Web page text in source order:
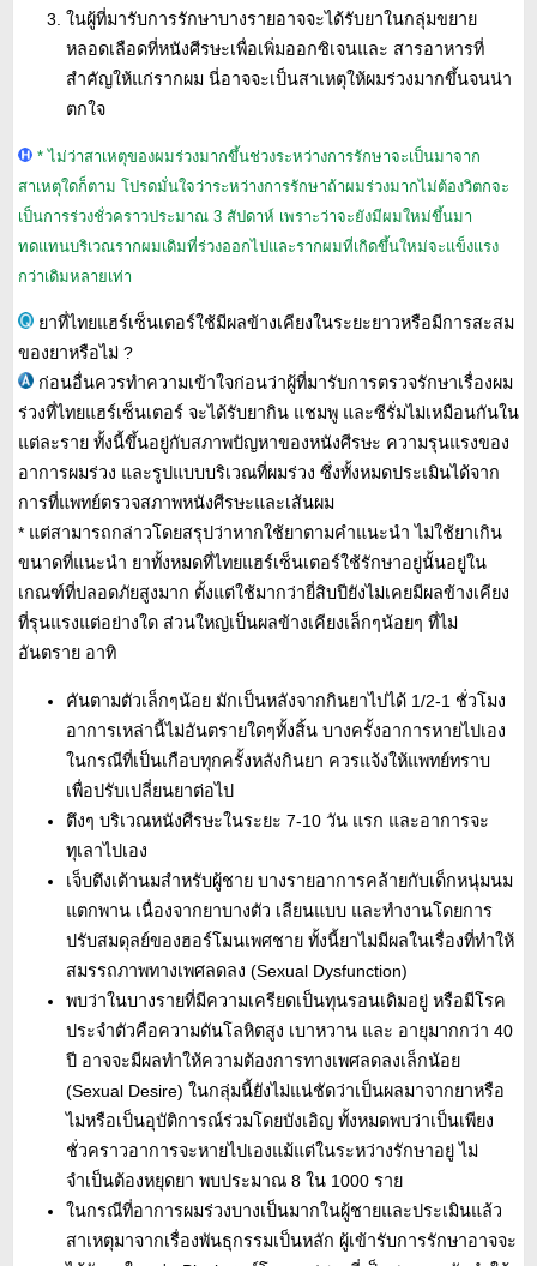
ในผู้ที่มารับการรักษาบางรายอาจจะได้รับยาในกลุ่มขยาย
หลอดเลือดที่หนังศีรษะเพื่อเพิ่มออกซิเจนและ สารอาหารที่
สำคัญให้แก่รากผม นี่อาจจะเป็นสาเหตุให้ผมร่วงมากขึ้นจนน่า
ตกใจ
* ไม่ว่าสาเหตุของผมร่วงมากขึ้นช่วงระหว่างการรักษาจะเป็นมาจาก
สาเหตุใดก็ตาม โปรดมั่นใจว่าระหว่างการรักษาถ้าผมร่วงมากไม่ต้องวิตกจะ
เป็นการร่วงชั่วคราวประมาณ 3 สัปดาห์ เพราะว่าจะยังมีผมใหม่ขึ้นมา
ทดแทนบริเวณรากผมเดิมที่ร่วงออกไปและรากผมที่เกิดขึ้นใหม่จะแข็งแรง
กว่าเดิมหลายเท่า
ยาที่ไทยแฮร์เซ็นเตอร์ใช้มีผลข้างเคียงในระยะยาวหรือมีการสะสม
ของยาหรือไม่ ?
ก่อนอื่นควรทำความเข้าใจก่อนว่าผู้ที่มารับการตรวจรักษาเรื่องผม
ร่วงที่ไทยแฮร์เซ็นเตอร์ จะได้รับยากิน แชมพู และซีรั่มไม่เหมือนกันใน
แต่ละราย ทั้งนี้ขึ้นอยู่กับสภาพปัญหาของหนังศีรษะ ความรุนแรงของ
อาการผมร่วง และรูปแบบบริเวณที่ผมร่วง ซึ่งทั้งหมดประเมินได้จาก
การที่แพทย์ตรวจสภาพหนังศีรษะและเส้นผม
* แต่สามารถกล่าวโดยสรุปว่าหากใช้ยาตามคำแนะนำ ไม่ใช้ยาเกิน
ขนาดที่แนะนำ ยาทั้งหมดที่ไทยแฮร์เซ็นเตอร์ใช้รักษาอยู่นั้นอยู่ใน
เกณฑ์ที่ปลอดภัยสูงมาก ตั้งแต่ใช้มากว่ายี่สิบปียังไม่เคยมีผลข้างเคียง
ที่รุนแรงแต่อย่างใด ส่วนใหญ่เป็นผลข้างเคียงเล็กๆน้อยๆ ที่ไม่
อันตราย อาทิ
คันตามตัวเล็กๆน้อย มักเป็นหลังจากกินยาไปได้ 1/2-1 ชั่วโมง
อาการเหล่านี้ไม่อันตรายใดๆทั้งสิ้น บางครั้งอาการหายไปเอง
ในกรณีที่เป็นเกือบทุกครั้งหลังกินยา ควรแจ้งให้แพทย์ทราบ
เพื่อปรับเปลี่ยนยาต่อไป
ตึงๆ บริเวณหนังศีรษะในระยะ 7-10 วัน แรก และอาการจะ
ทุเลาไปเอง
เจ็บตึงเต้านมสำหรับผู้ชาย บางรายอาการคล้ายกับเด็กหนุ่มนม
แตกพาน เนื่องจากยาบางตัว เลียนแบบ และทำงานโดยการ
ปรับสมดุลย์ของฮอร์โมนเพศชาย ทั้งนี้ยาไม่มีผลในเรื่องที่ทำให้
สมรรถภาพทางเพศลดลง (Sexual Dysfunction)
พบว่าในบางรายที่มีความเครียดเป็นทุนรอนเดิมอยู่ หรือมีโรค
ประจำตัวคือความดันโลหิตสูง เบาหวาน และ อายุมากกว่า 40
ปี อาจจะมีผลทำให้ความต้องการทางเพศลดลงเล็กน้อย
(Sexual Desire) ในกลุ่มนี้ยังไม่แน่ชัดว่าเป็นผลมาจากยาหรือ
ไม่หรือเป็นอุบัติการณ์ร่วมโดยบังเอิญ ทั้งหมดพบว่าเป็นเพียง
ชั่วคราวอาการจะหายไปเองแม้แต่ในระหว่างรักษาอยู่ ไม่
จำเป็นต้องหยุดยา พบประมาณ 8 ใน 1000 ราย
ในกรณีที่อาการผมร่วงบางเป็นมากในผู้ชายและประเมินแล้ว
สาเหตุมาจากเรื่องพันธุกรรมเป็นหลัก ผู้เข้ารับการรักษาอาจจะ